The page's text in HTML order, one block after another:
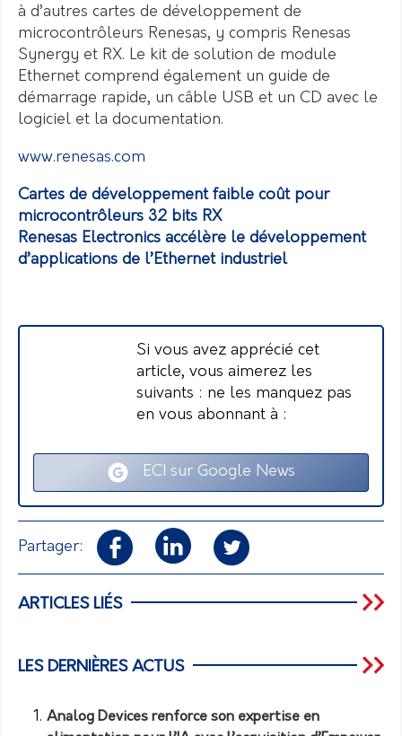
à d’autres cartes de développement de
microcontrôleurs Renesas, y compris Renesas
Synergy et RX. Le kit de solution de module
Ethernet comprend également un guide de
démarrage rapide, un câble USB et un CD avec le
logiciel et la documentation.
www.renesas.com
Cartes de développement faible coût pour
microcontrôleurs 32 bits RX
Renesas Electronics accélère le développement
d’applications de l’Ethernet industriel
Si vous avez apprécié cet
article, vous aimerez les
suivants : ne les manquez pas
en vous abonnant à :
ECI sur Google News
Partager:
ARTICLES LIÉS
LES DERNIÈRES ACTUS
Analog Devices renforce son expertise en